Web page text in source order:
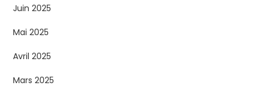
Juin 2025
Mai 2025
Avril 2025
Mars 2025